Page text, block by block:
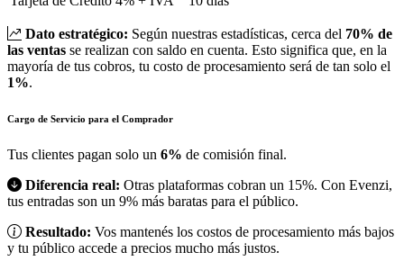
Dato estratégico: Según nuestras estadísticas, cerca del 70% de
las ventas se realizan con saldo en cuenta. Esto significa que, en la
mayoría de tus cobros, tu costo de procesamiento será de tan solo el
1%.
Cargo de Servicio para el Comprador
Tus clientes pagan solo un 6% de comisión final.
Diferencia real: Otras plataformas cobran un 15%. Con Evenzi,
tus entradas son un 9% más baratas para el público.
Resultado: Vos mantenés los costos de procesamiento más bajos
y tu público accede a precios mucho más justos.